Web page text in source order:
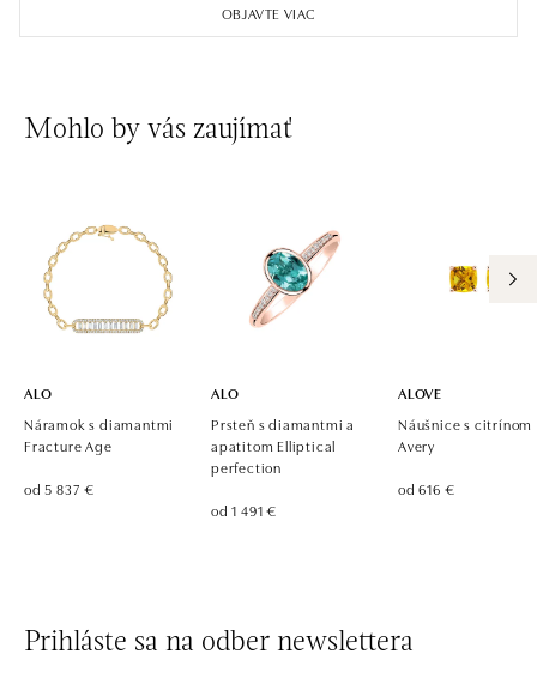
OBJAVTE VIAC
Mohlo by vás zaujímať
ALO
Náramok s diamantmi
Fracture Age
od 5 837 €
ALO
Prsteň s diamantmi a
apatitom Elliptical
perfection
od 1 491 €
ALOVE
Náušnice s citrínom
Avery
od 616 €
Prihláste sa na odber newslettera